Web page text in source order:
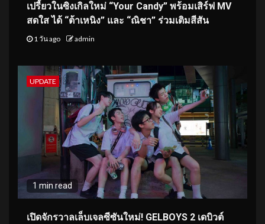
เปรี้ยวในซิงเกิลใหม่ “Your Candy” พร้อมเสิร์ฟ MV
สดใส ได้ “ต้าเหนิง” และ “ณิชา” ร่วมเติมสีสัน
1 วัน ago admin
UPDATE
1 min read
เปิดจักรวาลเล็บเจลซีซันใหม่! GELBOYS 2 เดบิวต์